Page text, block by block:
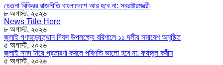
চেতনা বিক্রির রাজনীতি বাংলাদেশে আর হবে না: স্বরাষ্ট্রমন্ত্রী
৮ অগাস্ট, ২০২৬
News Title Here
৮ অগাস্ট, ২০২৬
জুলাই গণঅভ্যুত্থান দিবস উপলক্ষ্যে বরিশালে ১১ দলীয় সমাবেশ অনুষ্ঠিত
৫ অগাস্ট, ২০২৬
জুলাই সনদ নিয়ে প্রতারণা করলে পরিণতি ভালো হবে না: ফয়জুল করীম
৫ অগাস্ট, ২০২৬